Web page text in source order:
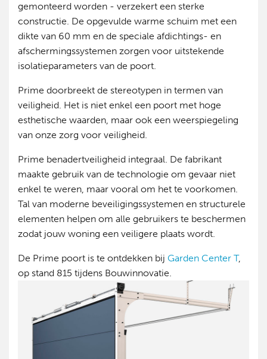
gemonteerd worden - verzekert een sterke
constructie. De opgevulde warme schuim met een
dikte van 60 mm en de speciale afdichtings- en
afschermingssystemen zorgen voor uitstekende
isolatieparameters van de poort.
Prime doorbreekt de stereotypen in termen van
veiligheid. Het is niet enkel een poort met hoge
esthetische waarden, maar ook een weerspiegeling
van onze zorg voor veiligheid.
Prime benadertveiligheid integraal. De fabrikant
maakte gebruik van de technologie om gevaar niet
enkel te weren, maar vooral om het te voorkomen.
Tal van moderne beveiligingssystemen en structurele
elementen helpen om alle gebruikers te beschermen
zodat jouw woning een veiligere plaats wordt.
De Prime poort is te ontdekken bij Garden Center T,
op stand 815 tijdens Bouwinnovatie.